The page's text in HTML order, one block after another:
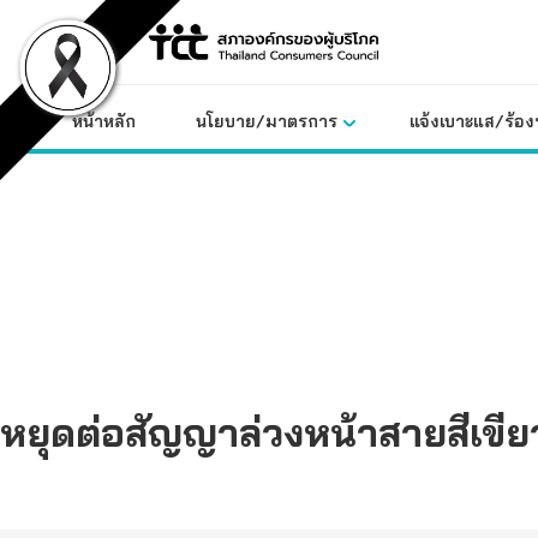
content
หน้าหลัก นโยบาย/มาตรการ แจ้งเบาะแส/ร้อ
หยุดต่อสัญญาล่วงหน้าสายสีเขีย